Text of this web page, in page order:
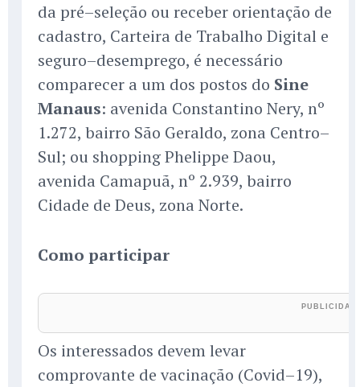
da pré–seleção ou receber orientação de
cadastro, Carteira de Trabalho Digital e
seguro–desemprego, é necessário
comparecer a um dos postos do Sine
Manaus: avenida Constantino Nery, nº
1.272, bairro São Geraldo, zona Centro–
Sul; ou shopping Phelippe Daou,
avenida Camapuã, nº 2.939, bairro
Cidade de Deus, zona Norte.
Como participar
Os interessados devem levar
comprovante de vacinação (Covid–19),